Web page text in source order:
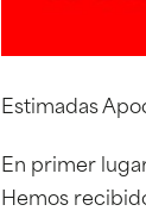
Estimadas
En primer
Hemos